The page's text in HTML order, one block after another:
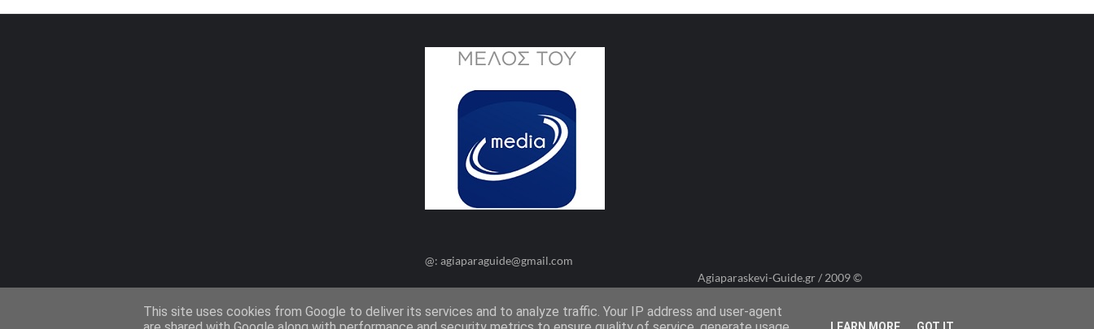
@: agiaparaguide@gmail.com
Agiaparaskevi-Guide.gr / 2009 ©
This site uses cookies from Google to deliver its services and to analyze traffic. Your IP address and user-agent